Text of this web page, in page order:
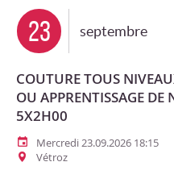
23 septembre
COUTURE TOUS
OU APPRENTISSAGE DE
5X2H00
Mercredi 23.09.2026 18:15
Vétroz